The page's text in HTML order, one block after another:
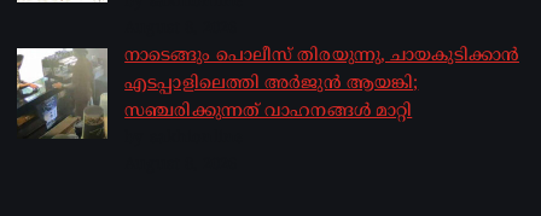
നാടെങ്ങും പൊലീസ് തിരയുന്നു, ചായകുടിക്കാൻ
എടപ്പാളിലെത്തി അർജുൻ ആയങ്കി;
സഞ്ചരിക്കുന്നത് വാഹനങ്ങൾ മാറ്റി